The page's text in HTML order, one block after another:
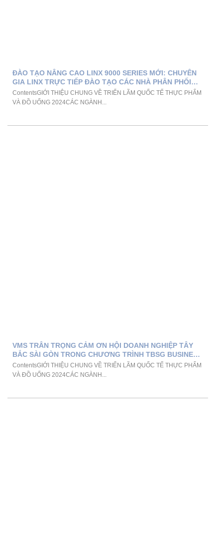
ĐÀO TẠO NÂNG CAO LINX 9000 SERIES MỚI: CHUYÊN
GIA LINX TRỰC TIẾP ĐÀO TẠO CÁC NHÀ PHÂN PHỐI
CHÂU Á TẠI VMS
ContentsGIỚI THIỆU CHUNG VỀ TRIỂN LÃM QUỐC TẾ THỰC PHẨM
VÀ ĐỒ UỐNG 2024CÁC NGÀNH...
VMS TRÂN TRỌNG CẢM ƠN HỘI DOANH NGHIỆP TÂY
BẮC SÀI GÒN TRONG CHƯƠNG TRÌNH TBSG BUSINESS
TOUR THÁNG 6
ContentsGIỚI THIỆU CHUNG VỀ TRIỂN LÃM QUỐC TẾ THỰC PHẨM
VÀ ĐỒ UỐNG 2024CÁC NGÀNH...